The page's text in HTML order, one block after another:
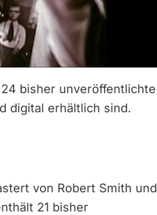
bisher unveröffentlichte
digital erhältlich sind.
von Robert Smith und
21 bisher